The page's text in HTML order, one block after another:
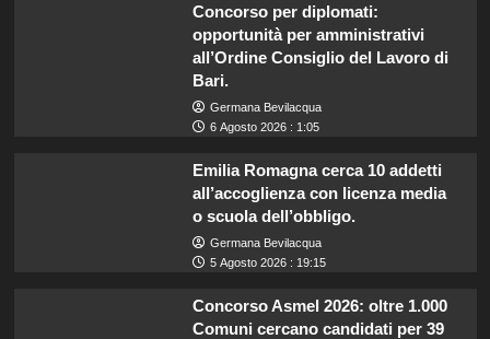
Concorso per diplomati:
opportunità per amministrativi
all’Ordine Consiglio del Lavoro di
Bari.
Germana Bevilacqua
6 Agosto 2026 : 1:05
Emilia Romagna cerca 10 addetti
all’accoglienza con licenza media
o scuola dell’obbligo.
Germana Bevilacqua
5 Agosto 2026 : 19:15
Concorso Asmel 2026: oltre 1.000
Comuni cercano candidati per 39